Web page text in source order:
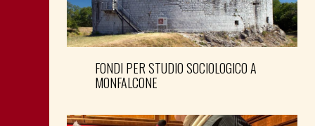
FONDI PER STUDIO SOCIOLOGICO A
MONFALCONE